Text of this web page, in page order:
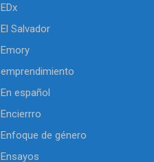
EDx
El Salvador
Emory
emprendimiento
En español
Encierrro
Enfoque de género
Ensayos